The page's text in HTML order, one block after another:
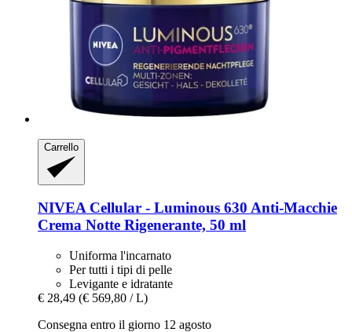
Carrello
NIVEACellular -​ Luminous 630 Anti-​Macchie
Crema Notte Rigenerante, 50 ml
Uniforma l'incarnato
Per tutti i tipi di pelle
Levigante e idratante
€ 28,49 (€ 569,80 / L)
Consegna entro il giorno 12 agosto